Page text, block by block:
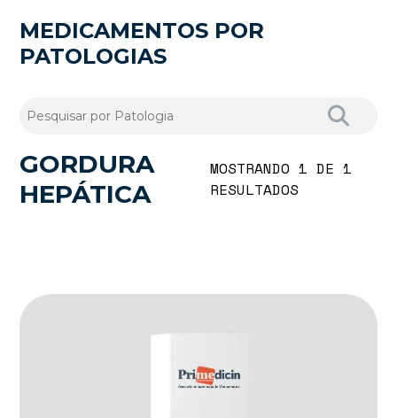
MEDICAMENTOS POR
PATOLOGIAS
GORDURA
HEPÁTICA
MOSTRANDO 1 DE 1
RESULTADOS